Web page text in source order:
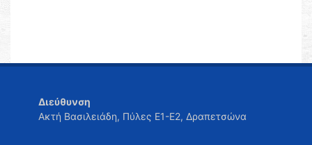
Διεύθυνση
Ακτή Βασιλειάδη, Πύλες Ε1-Ε2, Δραπετσώνα